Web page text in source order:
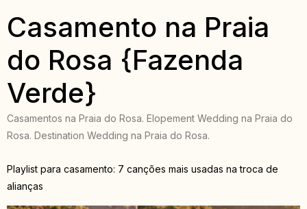
Casamento na Praia
do Rosa {Fazenda
Verde}
Casamentos na Praia do Rosa. Elopement Wedding na Praia do
Rosa. Destination Wedding na Praia do Rosa.
Playlist para casamento: 7 canções mais usadas na troca de
alianças